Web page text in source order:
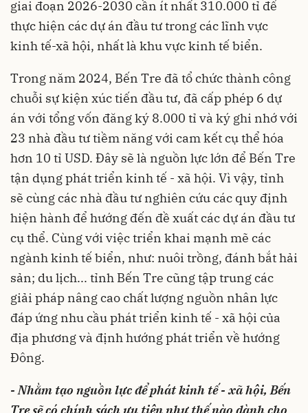
giai đoạn 2026-2030 cần ít nhất 310.000 tỉ để
thực hiện các dự án đầu tư trong các lĩnh vực
kinh tế-xã hội, nhất là khu vực kinh tế biển.
Trong năm 2024, Bến Tre đã tổ chức thành công
chuỗi sự kiện xúc tiến đầu tư, đã cấp phép 6 dự
án với tổng vốn đăng ký 8.000 tỉ và ký ghi nhớ với
23 nhà đầu tư tiềm năng với cam kết cụ thể hóa
hơn 10 tỉ USD. Đây sẽ là nguồn lực lớn để Bến Tre
tận dụng phát triển kinh tế - xã hội. Vì vậy, tỉnh
sẽ cùng các nhà đầu tư nghiên cứu các quy định
hiện hành để hướng đến đề xuất các dự án đầu tư
cụ thể. Cùng với việc triển khai mạnh mẽ các
ngành kinh tế biển, như: nuôi trồng, đánh bắt hải
sản; du lịch... tỉnh Bến Tre cũng tập trung các
giải pháp nâng cao chất lượng nguồn nhân lực
đáp ứng nhu cầu phát triển kinh tế - xã hội của
địa phương và định hướng phát triển về hướng
Đông.
- Nhằm tạo nguồn lực để phát kinh tế - xã hội, Bến
Tre sẽ có chính sách ưu tiên như thế nào dành cho